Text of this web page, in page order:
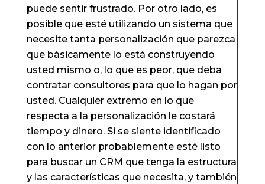
puede sentir frustrado. Por otro lado, es
posible que esté utilizando un sistema que
necesite tanta personalización que parezca
que básicamente lo está construyendo
usted mismo o, lo que es peor, que deba
contratar consultores para que lo hagan por
usted. Cualquier extremo en lo que
respecta a la personalización le costará
tiempo y dinero. Si se siente identificado
con lo anterior probablemente esté listo
para buscar un CRM que tenga la estructura
y las características que necesita, y también